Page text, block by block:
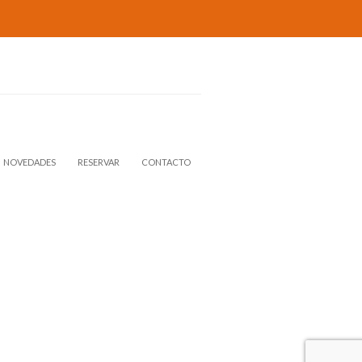
NOVEDADES RESERVAR CONTACTO